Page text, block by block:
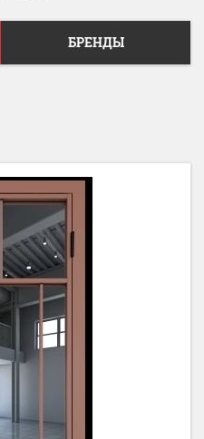
БРЕНДЫ